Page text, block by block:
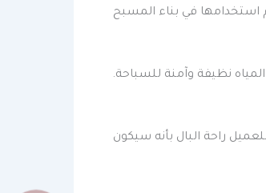
في بناء المسبح
نظيفة وآمنة للسباحة.
راحة البال بأنه سيكون